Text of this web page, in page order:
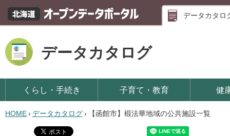
データカタロ
データカタログ
くらし・手続き 子育て・教育 健
HOME› データカタログ› 【函館市】椴法華地域の公共施設一覧